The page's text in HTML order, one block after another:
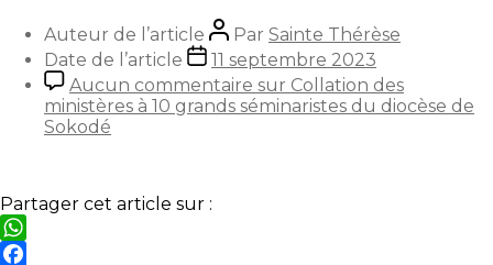
Auteur de l’article Par Sainte Thérèse
Date de l’article
11 septembre 2023
Aucun commentaire sur Collation des
ministères à 10 grands séminaristes du diocèse de
Sokodé
Partager cet article sur :
WhatsApp